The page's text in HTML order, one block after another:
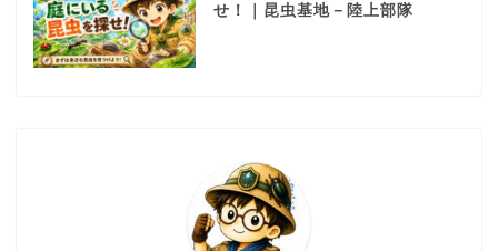
せ！｜昆虫基地－陸上部隊